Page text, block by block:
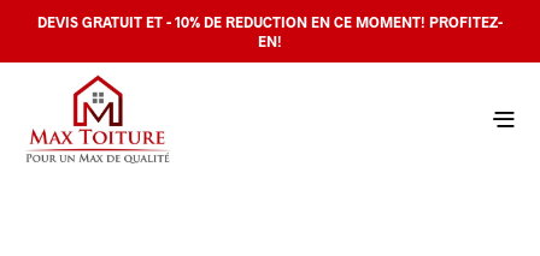
DEVIS GRATUIT ET - 10% DE REDUCTION EN CE MOMENT! PROFITEZ-
EN!